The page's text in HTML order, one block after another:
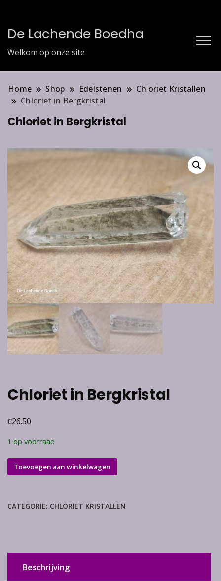
De Lachende Boedha
Welkom op onze site
Home Shop Edelstenen
Chloriet Kristallen
Chloriet in Bergkristal
Chloriet in Bergkristal
Chloriet in Bergkristal
€26.50
1 op voorraad
Chloriet
in
Toevoegen aan winkelwagen
CATEGORIE: CHLORIET KRISTALLEN
Beschrijving